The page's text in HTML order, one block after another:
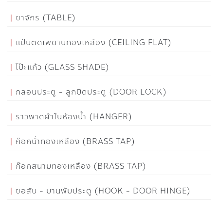
ขาจักร (TABLE)
แป้นติดเพดานทองเหลือง (CEILING FLAT)
โป๊ะแก้ว (GLASS SHADE)
กลอนประตู - ลูกบิดประตู (DOOR LOCK)
ราวพาดผ้าในห้องน้ำ (HANGER)
ก๊อกน้ำทองเหลือง (BRASS TAP)
ก๊อกสนามทองเหลือง (BRASS TAP)
ขอสับ - บานพับประตู (HOOK - DOOR HINGE)